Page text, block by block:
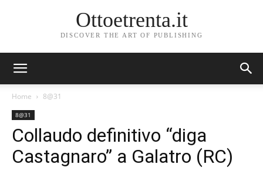
Ottoetrenta.it
DISCOVER THE ART OF PUBLISHING
Home 8@31
8@31
Collaudo definitivo “diga
Castagnaro” a Galatro (RC)